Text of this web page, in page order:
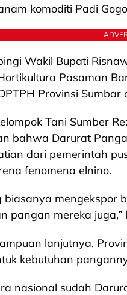
komoditi Padi
Wakil Bupati
Pasaman
Provinsi
Tani Sumber
bahwa Darurat
dari pemerintah
fenomena elnino.
biasanya mengekspor
pangan mereka juga,”
lanjutnya,
kebutuhan
nasional sudah